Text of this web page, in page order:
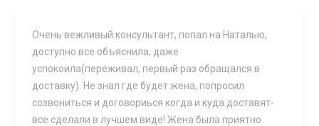
Очень вежливый консультант, попал на Наталью,
доступно все объяснила, даже
успокоила(переживал, первый раз обращался в
доставку). Не знал где будет жена, попросил
созвониться и договориься когда и куда доставят-
все сделали в лучшем виде! Жена была приятно